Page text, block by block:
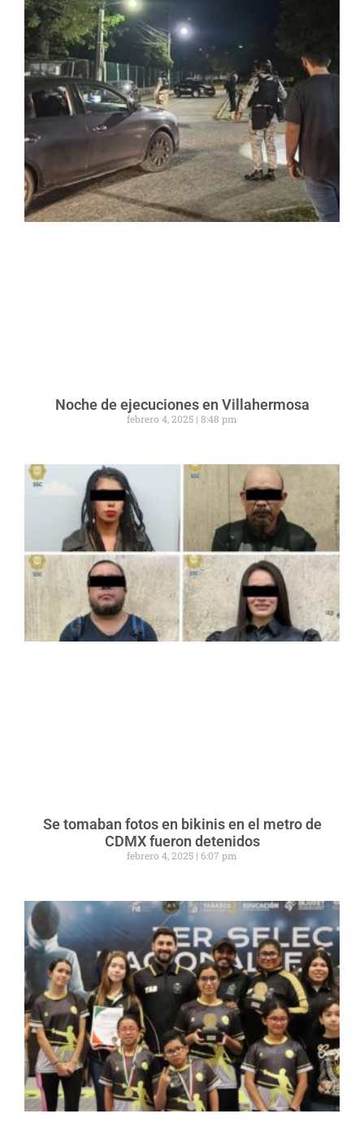
Noche de ejecuciones en Villahermosa
febrero 4, 2025 8:48 pm
Se tomaban fotos en bikinis en el metro de
CDMX fueron detenidos
febrero 4, 2025 6:07 pm